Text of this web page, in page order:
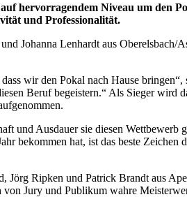
hervorragendem Niveau um den
und Professionalität.
Johanna Lenhardt aus Oberelsbach/
wir den Pokal nach Hause bringen“,
Beruf begeistern.“ Als Sieger wird
und Ausdauer sie diesen Wettbewerb
bekommen hat, ist das beste Zeichen
Jörg Ripken und Patrick Brandt aus
Jury und Publikum wahre